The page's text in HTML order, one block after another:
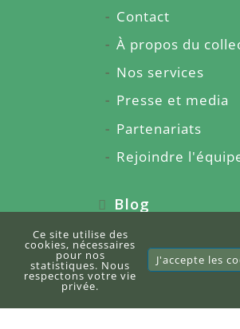
Contact
À propos du
Nos services
Presse et media
Partenariats
Rejoindre
Blog
Écrire un article
Citations
Ce site utilise des
cookies, nécessaires
pour nos
statistiques. Nous
respectons votre vie
privée.
J'accepte les